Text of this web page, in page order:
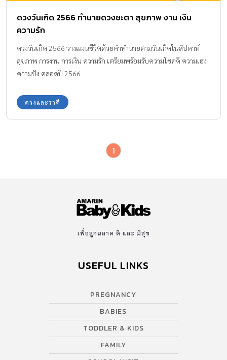
ดวงวันเกิด 2566 ทำนายดวงชะตา สุขภาพ งาน เงิน
ความรัก
ดวงวันเกิด 2566 วางแผนชีวิตด้วยคำทำนายตามวันเกิดในสัปดาห์
สุขภาพ การงาน การเงิน ความรัก เตรียมพร้อมรับความโชคดี ความเฮง
ความปัง ตลอดปี 2566
ดวงและราศี
1
เพื่อลูกฉลาด ดี และ มีสุข
USEFUL LINKS
PREGNANCY
BABIES
TODDLER & KIDS
FAMILY